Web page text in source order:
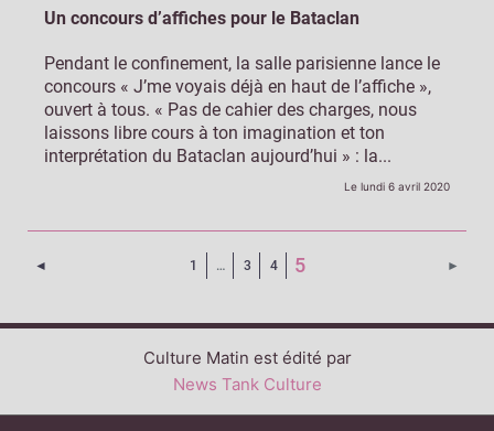
Un concours d’affiches pour le Bataclan
Pendant le confinement, la salle parisienne lance le
concours « J’me voyais déjà en haut de l’affiche »,
ouvert à tous. « Pas de cahier des charges, nous
laissons libre cours à ton imagination et ton
interprétation du Bataclan aujourd’hui » : la...
Le lundi 6 avril 2020
◄ 1 … 3 4 5(Page courante) ►
Culture Matin est édité par
News Tank Culture